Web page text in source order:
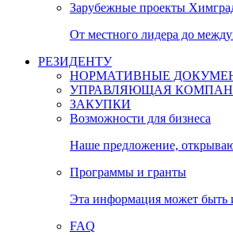
Зарубежные проекты
От местного лидера до
РЕЗИДЕНТУ
НОРМАТИВНЫЕ
УПРАВЛЯЮЩАЯ
ЗАКУПКИ
Возможности для бизнеса
Наше предложение,
Программы и гранты
Эта информация может быть
FAQ